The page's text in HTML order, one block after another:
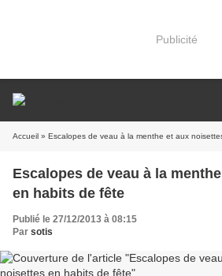
Publicité
Accueil » Escalopes de veau à la menthe et aux
Escalopes de veau à la
en habits de fête
Publié le 27/12/2013 à 08:15
Par sotis